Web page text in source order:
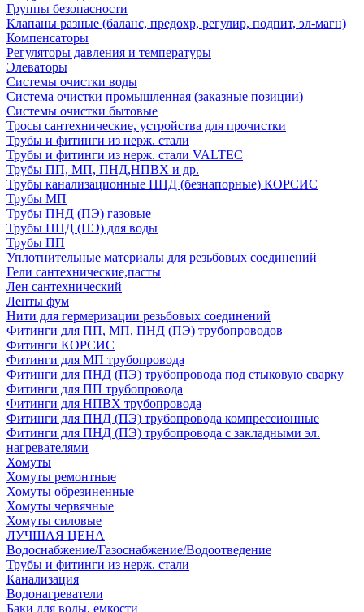
Группы безопасности
Клапаны разные (баланс, предохр, регулир, подпит, эл-магн)
Компенсаторы
Регуляторы давления и температуры
Элеваторы
Системы очистки воды
Система очистки промышленная (заказные позиции)
Системы очистки бытовые
Тросы сантехнические, устройства для прочистки
Трубы и фитинги из нерж. стали
Трубы и фитинги из нерж. стали VALTEC
Трубы ПП, МП, ПНД,НПВХ и др.
Трубы канализационные ПНД (безнапорные) КОРСИС
Трубы МП
Трубы ПНД (ПЭ) газовые
Трубы ПНД (ПЭ) для воды
Трубы ПП
Уплотнительные материалы для резьбовых соединений
Гели сантехнические,пасты
Лен сантехнический
Ленты фум
Нити для гермеризации резьбовых соединений
Фитинги для ПП, МП, ПНД (ПЭ) трубопроводов
Фитинги КОРСИС
Фитинги для МП трубопровода
Фитинги для ПНД (ПЭ) трубопровода под стыковую сварку
Фитинги для ПП трубопровода
Фитинги для НПВХ трубопровода
Фитинги для ПНД (ПЭ) трубопровода компрессионные
Фитинги для ПНД (ПЭ) трубопровода с закладными эл.
нагревателями
Хомуты
Хомуты ремонтные
Хомуты обрезиненные
Хомуты червячные
Хомуты силовые
ЛУЧШАЯ ЦЕНА
Водоснабжение/Газоснабжение/Водоотведение
Трубы и фитинги из нерж. стали
Канализация
Водонагреватели
Баки для воды, емкости